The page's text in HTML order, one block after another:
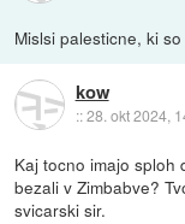
Mislsi palesticne, ki
kow
::28. okt 2024,
Kaj tocno imajo sploh
bezali v Zimbabve?
svicarski sir.